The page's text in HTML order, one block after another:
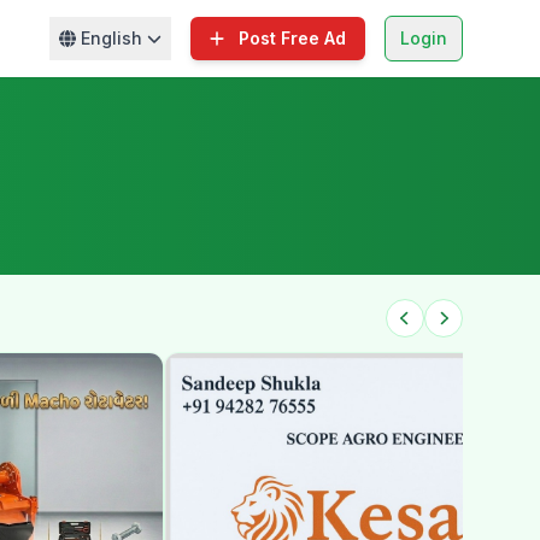
English Post Free Ad Login